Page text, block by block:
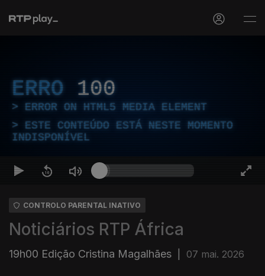
ERRO 100
ERROR ON HTML5 MEDIA ELEMENT
ESTE CONTEÚDO ESTÁ NESTE MOMENTO
INDISPONÍVEL
CONTROLO PARENTAL INATIVO
Noticiários RTP África
19h00 Edição Cristina Magalhães 07 mai. 2026